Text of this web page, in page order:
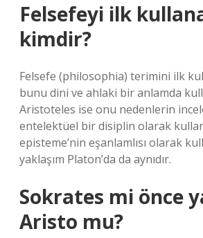
Felsefeyi ilk
kimdir?
Felsefe (philosophia) terimini ilk
bunu dini ve ahlaki bir anlamda
Aristoteles ise onu nedenlerin
entelektüel bir disiplin olarak
episteme’nin eşanlamlısı olarak
yaklaşım Platon’da da aynıdır.
Sokrates mi önce
Aristo mu?